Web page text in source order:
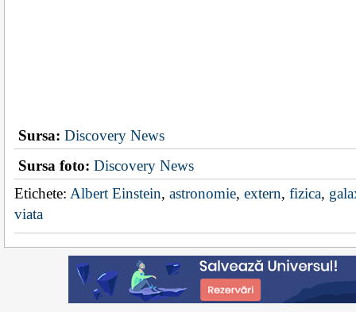
Sursa: Discovery News
Sursa foto: Discovery News
Etichete: Albert Einstein, astronomie, extern, fizica,
viata